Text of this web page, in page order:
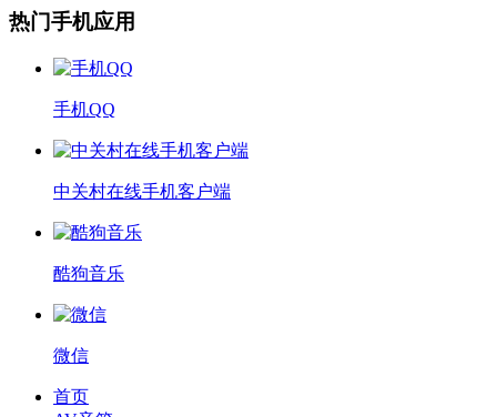
热门手机应用
手机QQ
中关村在线手机客户端
酷狗音乐
微信
首页